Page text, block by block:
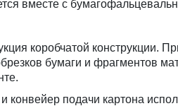
вместе с
коробчатой конструкции.
бумаги и фрагментов
подачи картона